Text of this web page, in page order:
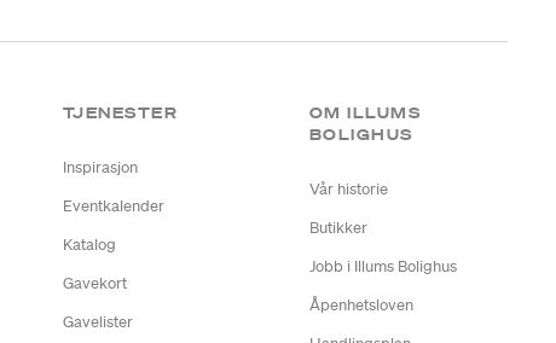
TJENESTER
Inspirasjon
Eventkalender
Katalog
Gavekort
Gavelister
OM ILLUMS
BOLIGHUS
Vår historie
Butikker
Jobb i Illums Bolighus
Åpenhetsloven